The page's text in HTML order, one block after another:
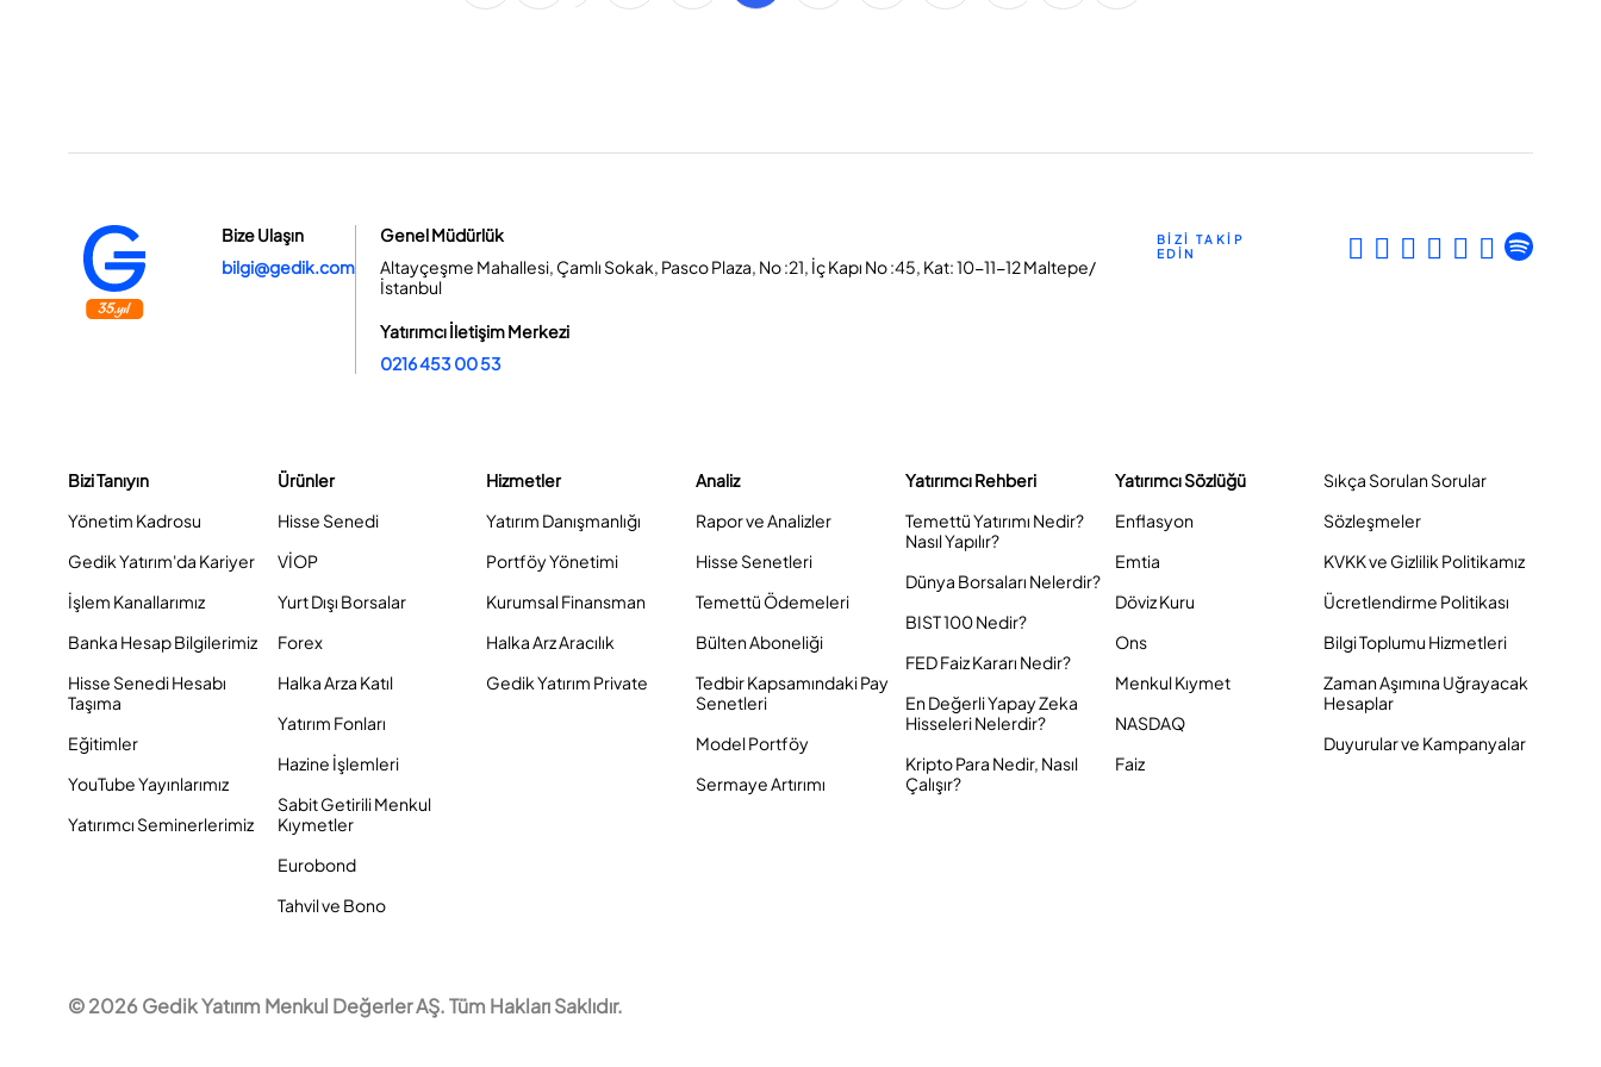
Bize Ulaşın
bilgi@gedik.com
Genel Müdürlük
Altayçeşme Mahallesi, Çamlı Sokak, Pasco Plaza, No :21, İç Kapı No :45, Kat: 10-11-12 Maltepe/
İstanbul
Yatırımcı İletişim Merkezi
0216 453 00 53
BİZİ TAKİP
EDİN
Bizi Tanıyın
Yönetim Kadrosu
Gedik Yatırım'da Kariyer
İşlem Kanallarımız
Banka Hesap Bilgilerimiz
Hisse Senedi Hesabı
Taşıma
Eğitimler
YouTube Yayınlarımız
Yatırımcı Seminerlerimiz
Ürünler
Hisse Senedi
VİOP
Yurt Dışı Borsalar
Forex
Halka Arza Katıl
Yatırım Fonları
Hazine İşlemleri
Sabit Getirili Menkul
Kıymetler
Eurobond
Tahvil ve Bono
Hizmetler
Yatırım Danışmanlığı
Portföy Yönetimi
Kurumsal Finansman
Halka Arz Aracılık
Gedik Yatırım Private
Analiz
Rapor ve Analizler
Hisse Senetleri
Temettü Ödemeleri
Bülten Aboneliği
Tedbir Kapsamındaki Pay
Senetleri
Model Portföy
Sermaye Artırımı
Yatırımcı Rehberi
Temettü Yatırımı Nedir?
Nasıl Yapılır?
Dünya Borsaları Nelerdir?
BIST 100 Nedir?
FED Faiz Kararı Nedir?
En Değerli Yapay Zeka
Hisseleri Nelerdir?
Kripto Para Nedir, Nasıl
Çalışır?
Yatırımcı Sözlüğü
Enflasyon
Emtia
Döviz Kuru
Ons
Menkul Kıymet
NASDAQ
Faiz
Sıkça Sorulan Sorular
Sözleşmeler
KVKK ve Gizlilik Politikamız
Ücretlendirme Politikası
Bilgi Toplumu Hizmetleri
Zaman Aşımına Uğrayacak
Hesaplar
Duyurular ve Kampanyalar
© 2026 Gedik Yatırım Menkul Değerler AŞ. Tüm Hakları Saklıdır.